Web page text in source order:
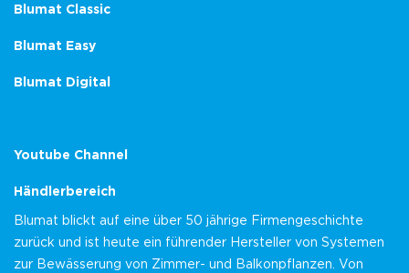
Blumat Classic
Blumat Easy
Blumat Digital
Youtube Channel
Händlerbereich
Blumat blickt auf eine über 50 jährige Firmengeschichte
zurück und ist heute ein führender Hersteller von Systemen
zur Bewässerung von Zimmer- und Balkonpflanzen. Von